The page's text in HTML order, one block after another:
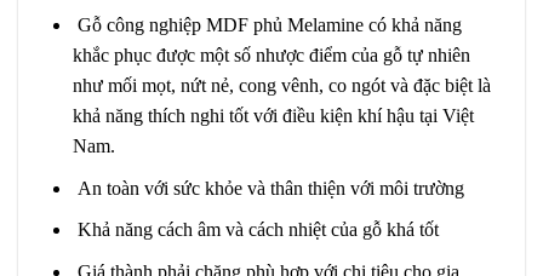
Gỗ công nghiệp MDF phủ Melamine có khả năng
khắc phục được một số nhược điểm của gỗ tự nhiên
như mối mọt, nứt nẻ, cong vênh, co ngót và đặc biệt là
khả năng thích nghi tốt với điều kiện khí hậu tại Việt
Nam.
An toàn với sức khỏe và thân thiện với môi trường
Khả năng cách âm và cách nhiệt của gỗ khá tốt
Giá thành phải chăng phù hợp với chi tiêu cho gia